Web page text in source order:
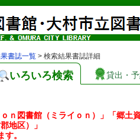
書誌一覧 > 検索結果書誌詳細
いろいろ検索 貸出・
ｎ図書館（ミライｏｎ）」「郷
地区）」
。